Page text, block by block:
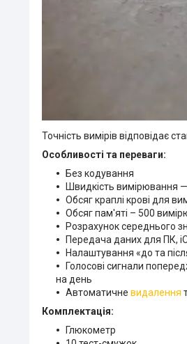
Точність вимірів відповідає
Особливості та переваги:
Без кодування
Швидкість вимірювання
Обсяг краплі крові для
Обсяг пам'яті – 500
Розрахунок середнього
Передача даних для ПК,
Налаштування «до та
Голосові сигнали
на день
Автоматичне видалення
Комплектація:
Глюкометр